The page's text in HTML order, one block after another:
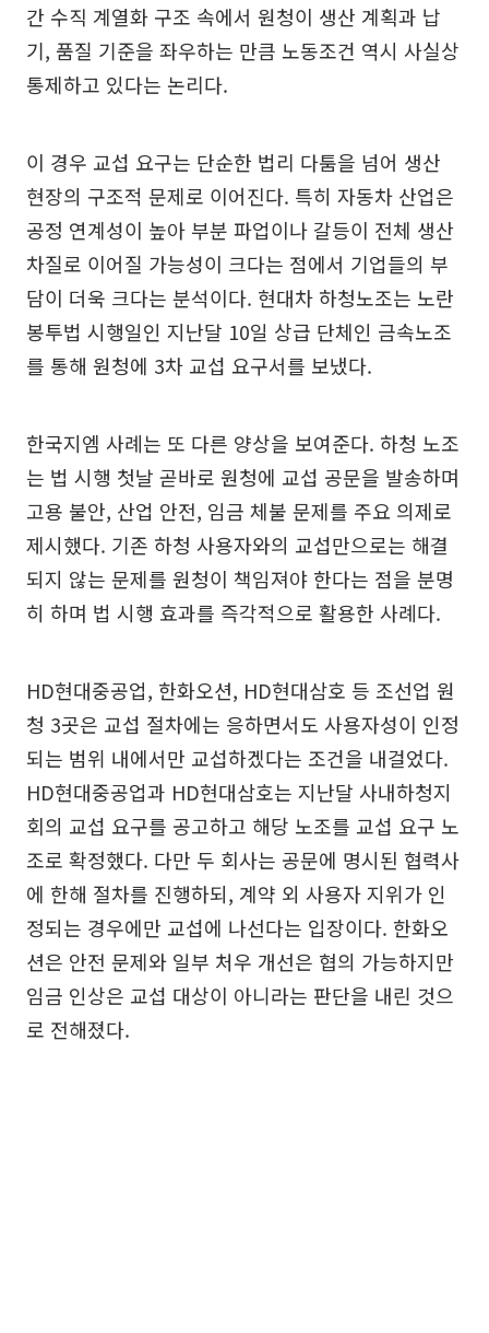
간 수직 계열화 구조 속에서 원청이 생산 계획과 납
기, 품질 기준을 좌우하는 만큼 노동조건 역시 사실상
통제하고 있다는 논리다.
이 경우 교섭 요구는 단순한 법리 다툼을 넘어 생산
현장의 구조적 문제로 이어진다. 특히 자동차 산업은
공정 연계성이 높아 부분 파업이나 갈등이 전체 생산
차질로 이어질 가능성이 크다는 점에서 기업들의 부
담이 더욱 크다는 분석이다. 현대차 하청노조는 노란
봉투법 시행일인 지난달 10일 상급 단체인 금속노조
를 통해 원청에 3차 교섭 요구서를 보냈다.
한국지엠 사례는 또 다른 양상을 보여준다. 하청 노조
는 법 시행 첫날 곧바로 원청에 교섭 공문을 발송하며
고용 불안, 산업 안전, 임금 체불 문제를 주요 의제로
제시했다. 기존 하청 사용자와의 교섭만으로는 해결
되지 않는 문제를 원청이 책임져야 한다는 점을 분명
히 하며 법 시행 효과를 즉각적으로 활용한 사례다.
HD현대중공업, 한화오션, HD현대삼호 등 조선업 원
청 3곳은 교섭 절차에는 응하면서도 사용자성이 인정
되는 범위 내에서만 교섭하겠다는 조건을 내걸었다.
HD현대중공업과 HD현대삼호는 지난달 사내하청지
회의 교섭 요구를 공고하고 해당 노조를 교섭 요구 노
조로 확정했다. 다만 두 회사는 공문에 명시된 협력사
에 한해 절차를 진행하되, 계약 외 사용자 지위가 인
정되는 경우에만 교섭에 나선다는 입장이다. 한화오
션은 안전 문제와 일부 처우 개선은 협의 가능하지만
임금 인상은 교섭 대상이 아니라는 판단을 내린 것으
로 전해졌다.